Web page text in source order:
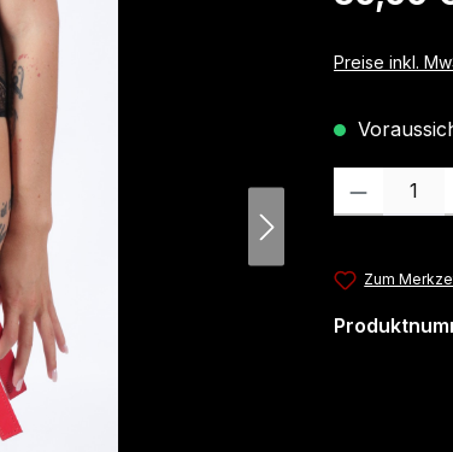
Preise inkl.
Produkt
Zum